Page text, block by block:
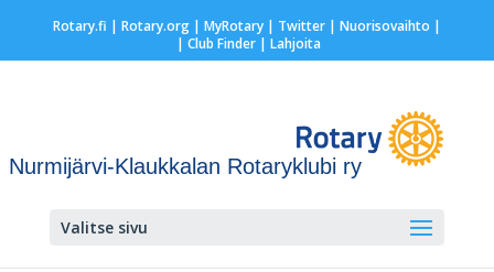
Rotary.fi | Rotary.org| MyRotary| Twitter| Nuorisovaihto |
| Club Finder| Lahjoita
Nurmijärvi-Klaukkalan Rotaryklubi ry
Valitse sivu